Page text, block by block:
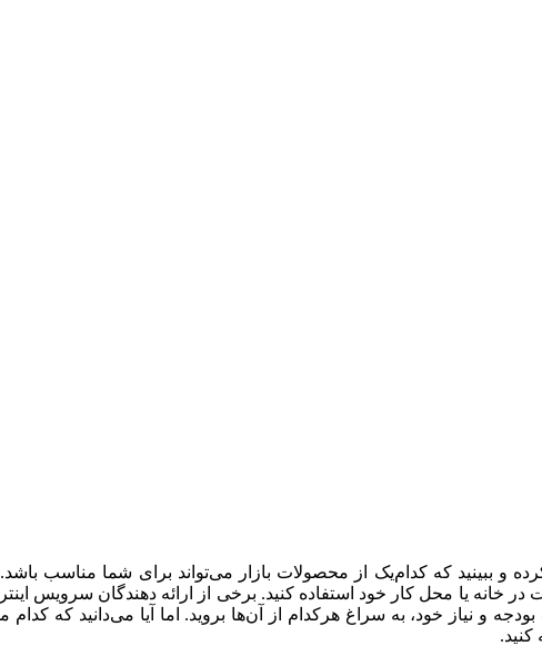
و ببینید که کدام‌یک از محصولات بازار می‌تواند برای شما مناسب
در خانه یا محل کار خود استفاده کنید. برخی از ارائه دهندگان سرویس
و نیاز خود، به سراغ هرکدام از آن‌ها بروید. اما آیا می‌دانید که
کنید.